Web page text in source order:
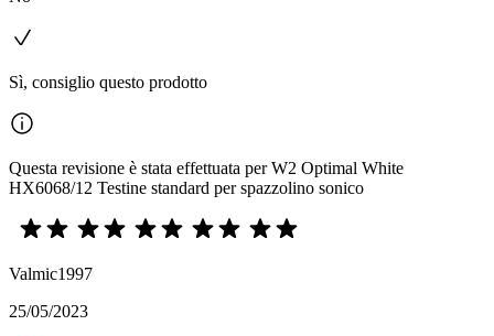
Sì, consiglio questo prodotto
Questa revisione è stata effettuata per W2 Optimal White
HX6068/12 Testine standard per spazzolino sonico
Valmic1997
25/05/2023